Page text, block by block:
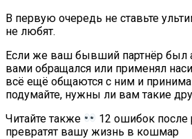
В первую очередь не ставьте
не любят.
Если же ваш бывший партнёр был
вами обращался или применял
всё ещё общаются с ним и
подумайте, нужны ли вам такие
Читайте также
12 ошибок после
превратят вашу жизнь в кошмар